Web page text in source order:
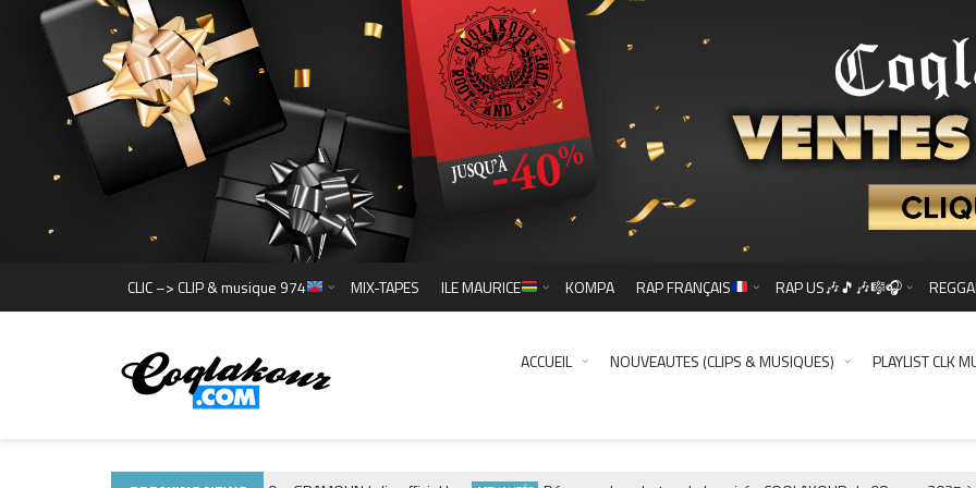
CLIC –> CLIP & musique 974 MIX-TAPES ILE MAURICE KOMPA RAP FRANÇAIS RAP US🎶🎵🎶🎼🎧
ACCUEIL NOUVEAUTES (CLIPS & MUSIQUES) PLAYLIST CLK